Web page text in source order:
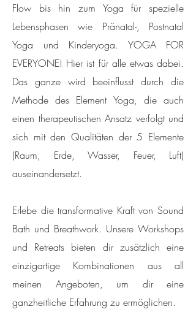
Flow bis hin zum Yoga für spezielle
Lebensphasen wie Pränatal-, Postnatal
Yoga und Kinderyoga. YOGA FOR
EVERYONE! Hier ist für alle etwas dabei.
Das ganze wird beeinflusst durch die
Methode des Element Yoga, die auch
einen therapeutischen Ansatz verfolgt und
sich mit den Qualitäten der 5 Elemente
(Raum, Erde, Wasser, Feuer, Luft)
auseinandersetzt.
Erlebe die transformative Kraft von Sound
Bath und Breathwork. Unsere Workshops
und Retreats bieten dir zusätzlich eine
einzigartige Kombinationen aus all
meinen Angeboten, um dir eine
ganzheitliche Erfahrung zu ermöglichen.